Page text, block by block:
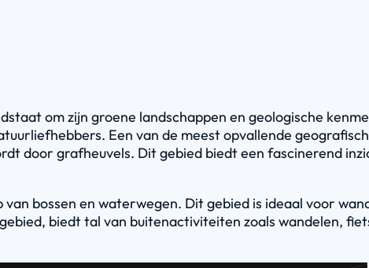
om zijn groene landschappen en geologische
Een van de meest opvallende
door grafheuvels. Dit gebied biedt een fascinerend
bossen en waterwegen. Dit gebied is ideaal voor
biedt tal van buitenactiviteiten zoals wandelen,